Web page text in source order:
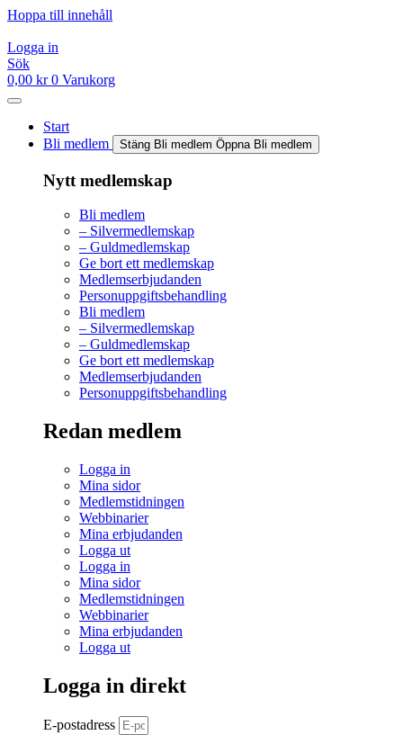
Hoppa till innehåll
Logga in
Sök
0,00 kr 0 Varukorg
Start
Bli medlem
Stäng Bli medlem Öppna Bli medlem
Nytt medlemskap
Bli medlem
– Silvermedlemskap
– Guldmedlemskap
Ge bort ett medlemskap
Medlemserbjudanden
Personuppgiftsbehandling
Bli medlem
– Silvermedlemskap
– Guldmedlemskap
Ge bort ett medlemskap
Medlemserbjudanden
Personuppgiftsbehandling
Redan medlem
Logga in
Mina sidor
Medlemstidningen
Webbinarier
Mina erbjudanden
Logga ut
Logga in
Mina sidor
Medlemstidningen
Webbinarier
Mina erbjudanden
Logga ut
Logga in direkt
E-postadress